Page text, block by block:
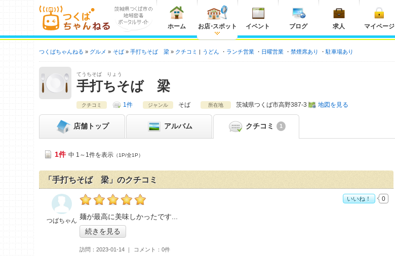
ホーム お店・スポット イベント ブログ 求人 マイページ
つくばちゃんねる グルメ そば 手打ちそば 梁 クチコミ うどん ランチ営業 日曜営業 禁煙席あり 駐車場あり
てうちそば りょう
手打ちそば 梁
クチコミ 1件 ジャンル そば 所在地 茨城県つくば市高野387-3 地図を見る
店舗 トップ アルバム クチコミ 1
1件 中 1～1件を表示 （1P/全1P）
「手打ちそば 梁」のクチコミ
つばちゃんの「手打ちそば 梁>」おすすめ度：
麺が最高に美味しかったです
続きを見る
訪問 2023-01-14 コメント 0件
つばちゃん
いいね！ 0